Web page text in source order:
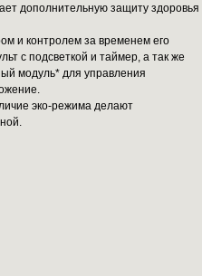
дополнительную защиту здоровья
и контролем за временем его
с подсветкой и таймер, а так же
модуль* для управления
эко-режима делают